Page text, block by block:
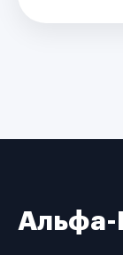
Альфа-